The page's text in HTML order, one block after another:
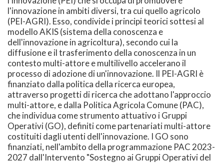
l'innovazione in ambiti diversi, tra cui quello agricolo
(PEI-AGRI). Esso, condivide i principi teorici sottesi al
modello AKIS (sistema della conoscenza e
dell'innovazione in agricoltura), secondo cui la
diffusione e il trasferimento della conoscenza in un
contesto multi-attore e multilivello accelerano il
processo di adozione di un'innovazione. Il PEI-AGRI è
finanziato dalla politica della ricerca europea,
attraverso progetti di ricerca che adottano l'approccio
multi-attore, e dalla Politica Agricola Comune (PAC),
che individua come strumento attuativo i Gruppi
Operativi (GO), definiti come partenariati multi-attore
costituiti dagli utenti dell'innovazione. I GO sono
finanziati, nell'ambito della programmazione PAC 2023-
2027 dall'Intervento "Sostegno ai Gruppi Operativi del